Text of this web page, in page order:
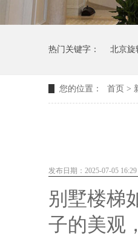
热门关键字： 北京旋
您的位置： 首页 >
发布日期：2025-07-05 16:29
别墅楼梯
子的美观